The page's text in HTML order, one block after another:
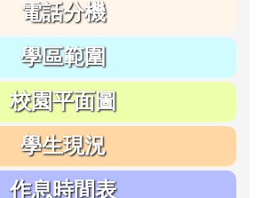
電話分機
學區範圍
校園平面圖
學生現況
作息時間表